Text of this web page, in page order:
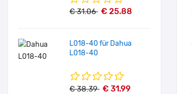
€ 31.06 € 25.88
L018-40 für Dahua
L018-40
€ 38.39 € 31.99